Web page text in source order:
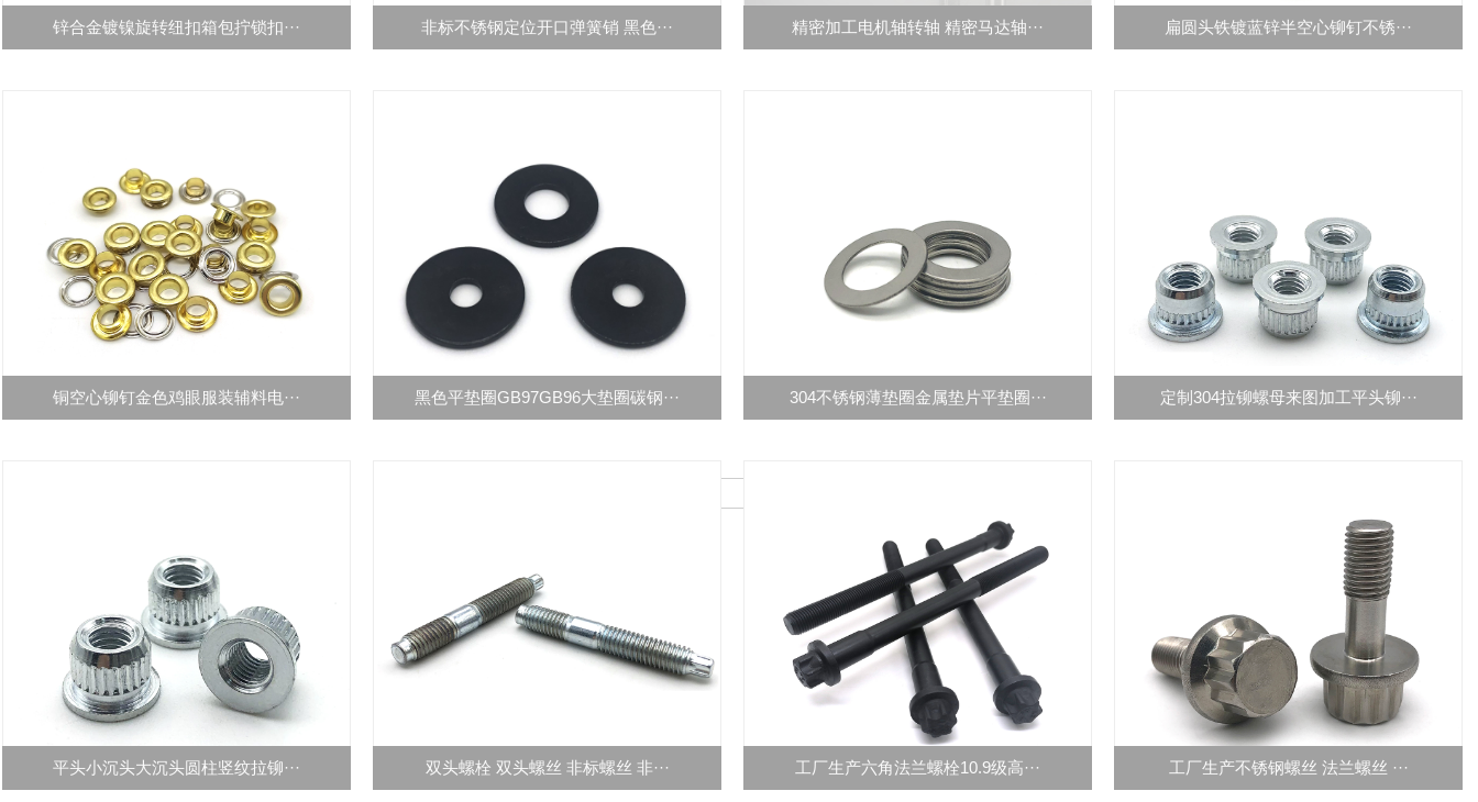
锌合金镀镍旋转纽扣箱包拧锁扣··· 非标不锈钢定位开口弹簧销 黑色··· 精密加工电机轴转轴 精密马达轴··· 扁圆头铁镀蓝锌半空心铆钉不锈···
铜空心铆钉金色鸡眼服装辅料电··· 黑色平垫圈GB97GB96大垫圈碳钢··· 304不锈钢薄垫圈金属垫片平垫圈··· 定制304拉铆螺母来图加工平头铆···
平头小沉头大沉头圆柱竖纹拉铆··· 双头螺栓 双头螺丝 非标螺丝 非··· 工厂生产六角法兰螺栓10.9级高··· 工厂生产不锈钢螺丝 法兰螺丝 ···